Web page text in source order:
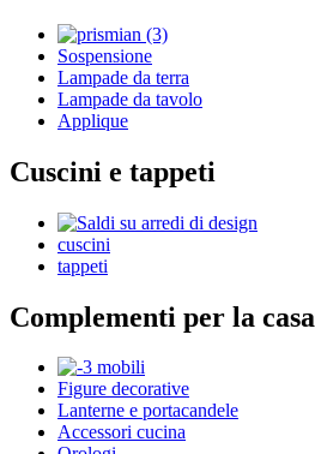
Sospensione
Lampade da terra
Lampade da tavolo
Applique
Cuscini e tappeti
cuscini
tappeti
Complementi per la casa
Figure decorative
Lanterne e portacandele
Accessori cucina